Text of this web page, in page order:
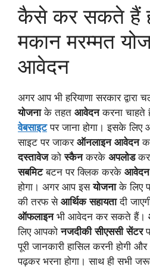
कैसे कर सकते हैं
मकान मरम्मत
आवेदन
अगर आप भी हरियाणा सरकार द्वारा
योजनाके तहत आवेदनकरना चाहते
वेबसाइटपर जाना होगा। इसके लिए
साइट पर जाकर ऑनलाइन आवेदन
दस्तावेजकोस्कैनकरके अपलोड
सबमिटबटन पर क्लिक करके आवेदन
होगा। अगर आप इसयोजनाके लिए
की तरफ से आर्थिक सहायतादी
ऑफलाइनभी आवेदन कर सकते हैं।
लिए आपकोनजदीकी सीएससी सेंटर
पूरी जानकारी हासिल करनी होगी और
पढ़कर भरना होगा। साथ ही सभी